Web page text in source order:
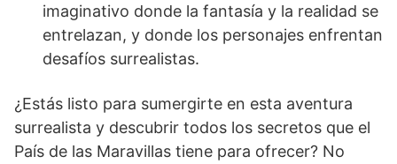
imaginativo donde la fantasía y la realidad se
entrelazan, y donde los personajes enfrentan
desafíos surrealistas.
¿Estás listo para sumergirte en esta aventura
surrealista y descubrir todos los secretos que el
País de las Maravillas tiene para ofrecer? No